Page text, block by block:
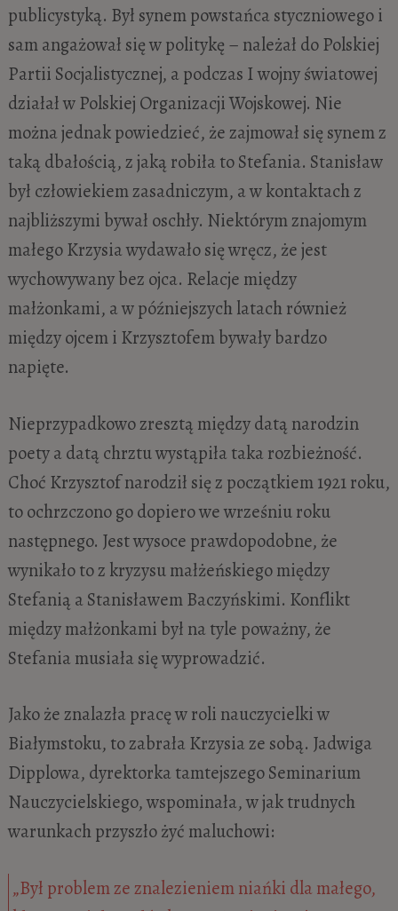
publicystyką. Był synem powstańca styczniowego i
sam angażował się w politykę – należał do Polskiej
Partii Socjalistycznej, a podczas I wojny światowej
działał w Polskiej Organizacji Wojskowej. Nie
można jednak powiedzieć, że zajmował się synem z
taką dbałością, z jaką robiła to Stefania. Stanisław
był człowiekiem zasadniczym, a w kontaktach z
najbliższymi bywał oschły. Niektórym znajomym
małego Krzysia wydawało się wręcz, że jest
wychowywany bez ojca. Relacje między
małżonkami, a w późniejszych latach również
między ojcem i Krzysztofem bywały bardzo
napięte.
Nieprzypadkowo zresztą między datą narodzin
poety a datą chrztu wystąpiła taka rozbieżność.
Choć Krzysztof narodził się z początkiem 1921 roku,
to ochrzczono go dopiero we wrześniu roku
następnego. Jest wysoce prawdopodobne, że
wynikało to z kryzysu małżeńskiego między
Stefanią a Stanisławem Baczyńskimi. Konflikt
między małżonkami był na tyle poważny, że
Stefania musiała się wyprowadzić.
Jako że znalazła pracę w roli nauczycielki w
Białymstoku, to zabrała Krzysia ze sobą. Jadwiga
Dipplowa, dyrektorka tamtejszego Seminarium
Nauczycielskiego, wspominała, w jak trudnych
warunkach przyszło żyć maluchowi:
„Był problem ze znalezieniem niańki dla małego,